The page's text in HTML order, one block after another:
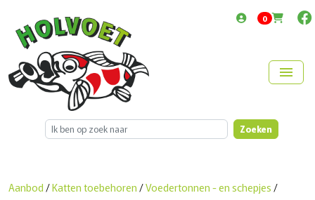
0items in cart
menu
Zoeken
Aanbod /Katten toebehoren /Voedertonnen - en schepjes /